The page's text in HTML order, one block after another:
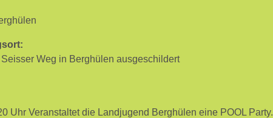
Weg in Berghülen ausgeschildert
Uhr Veranstaltet die Landjugend Berghülen eine POOL Party.